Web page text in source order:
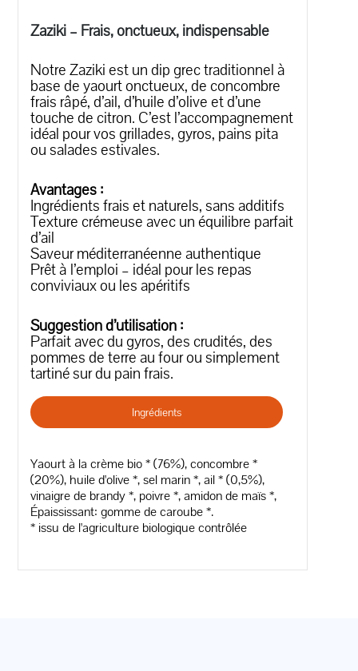
Zaziki – Frais, onctueux, indispensable
Notre Zaziki est un dip grec traditionnel à
base de yaourt onctueux, de concombre
frais râpé, d’ail, d’huile d’olive et d’une
touche de citron. C’est l’accompagnement
idéal pour vos grillades, gyros, pains pita
ou salades estivales.
Avantages :
Ingrédients frais et naturels, sans additifs
Texture crémeuse avec un équilibre parfait
d’ail
Saveur méditerranéenne authentique
Prêt à l’emploi – idéal pour les repas
conviviaux ou les apéritifs
Suggestion d’utilisation :
Parfait avec du gyros, des crudités, des
pommes de terre au four ou simplement
tartiné sur du pain frais.
Ingrédients
Yaourt à la crème bio * (76%), concombre *
(20%), huile d'olive *, sel marin *, ail * (0,5%),
vinaigre de brandy *, poivre *, amidon de maïs *,
Épaississant: gomme de caroube *.
* issu de l'agriculture biologique contrôlée